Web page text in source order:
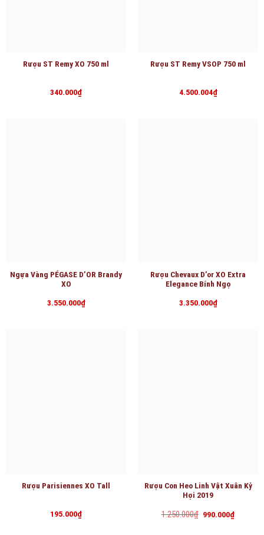
Rượu ST Remy XO 750 ml
340.000₫
Rượu ST Remy VSOP 750 ml
4.500.004₫
Ngựa Vàng PÉGASE D’OR Brandy
XO
3.550.000₫
Rượu Chevaux D’or XO Extra
Elegance Bính Ngọ
3.350.000₫
Rượu Parisiennes XO Tall
195.000₫
Rượu Con Heo Linh Vật Xuân Kỷ
Hợi 2019
1.250.000₫ Giá
990.000₫Giá